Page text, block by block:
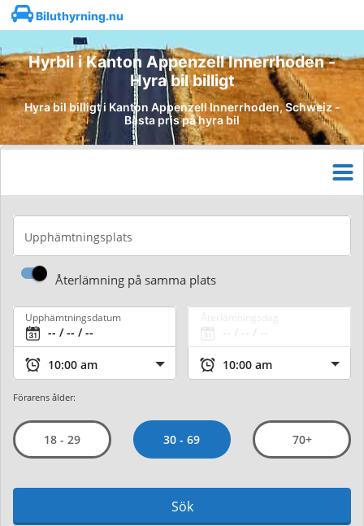
Biluthyrning.nu
Hyrbil i Kanton Appenzell Innerrhoden -
Hyra bil billigt
Hyra bil billigt i Kanton Appenzell Innerrhoden, Schweiz -
Bästa pris på hyra bil
Upphämtningsplats
Återlämning på samma plats
Upphämtningsdatum
Förarens ålder:
18 - 29 30 - 69 70+
Sök